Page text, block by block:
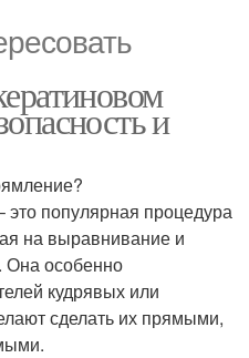
и
популярная процедура
на выравнивание и
Она особенно
кудрявых или
сделать их прямыми,